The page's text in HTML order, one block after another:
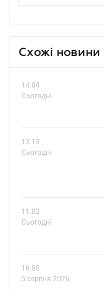
Схожі новини
14.04
Сьогодні
13.13
Сьогодні
11.02
Сьогодні
16.05
5 серпня 2026